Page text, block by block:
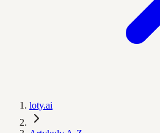
loty.ai